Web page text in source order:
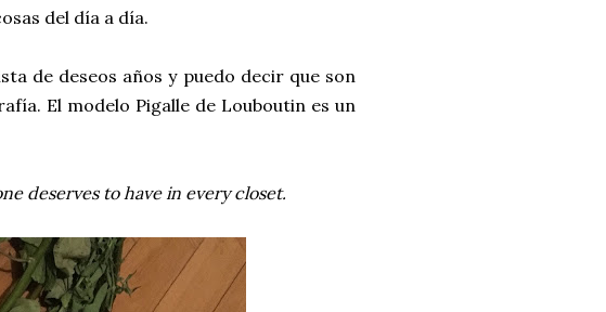
del día a día.
de deseos años y puedo decir que son
El modelo Pigalle de Louboutin es un
deserves to have in every closet.